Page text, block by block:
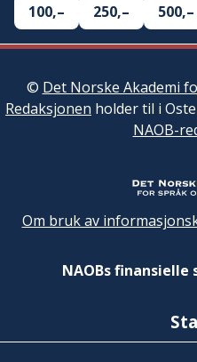
100,–
250,– 500,–
© Det Norske Akademi
Redaksjonen holder til i
NAOB-
Om bruk av
NAOBs